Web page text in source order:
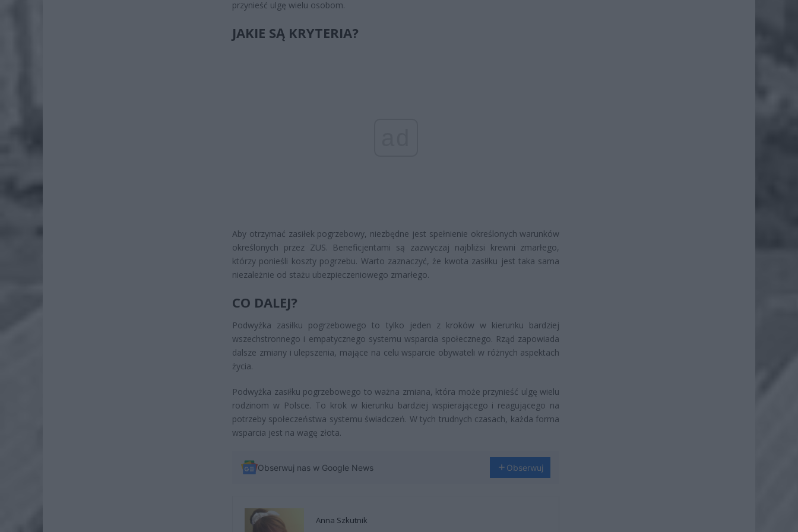
przynieść ulgę wielu osobom.
JAKIE SĄ KRYTERIA?
Aby otrzymać zasiłek pogrzebowy, niezbędne jest spełnienie określonych warunków
określonych przez ZUS. Beneficjentami są zazwyczaj najbliżsi krewni zmarłego,
którzy ponieśli koszty pogrzebu. Warto zaznaczyć, że kwota zasiłku jest taka sama
niezależnie od stażu ubezpieczeniowego zmarłego.
CO DALEJ?
Podwyżka zasiłku pogrzebowego to tylko jeden z kroków w kierunku bardziej
wszechstronnego i empatycznego systemu wsparcia społecznego. Rząd zapowiada
dalsze zmiany i ulepszenia, mające na celu wsparcie obywateli w różnych aspektach
życia.
Podwyżka zasiłku pogrzebowego to ważna zmiana, która może przynieść ulgę wielu
rodzinom w Polsce. To krok w kierunku bardziej wspierającego i reagującego na
potrzeby społeczeństwa systemu świadczeń. W tych trudnych czasach, każda forma
wsparcia jest na wagę złota.
Obserwuj nas w Google News Obserwuj
Anna Szkutnik